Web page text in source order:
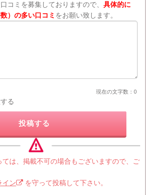
コミを募集しておりますので、 具体的に
）の多い口コミ をお願い致します。
現在の文字数： 0
る
投稿する
は、掲載不可の場合もございますので、ご
イン を守って投稿して下さい。